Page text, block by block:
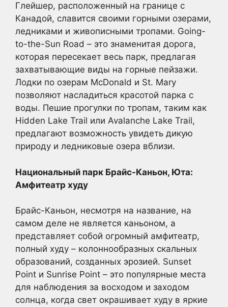
Глейшер, расположенный на границе с
Канадой, славится своими горными озерами,
ледниками и живописными тропами. Going-
to-the-Sun Road – это знаменитая дорога,
которая пересекает весь парк, предлагая
захватывающие виды на горные пейзажи.
Лодки по озерам McDonald и St. Mary
позволяют насладиться красотой парка с
воды. Пешие прогулки по тропам, таким как
Hidden Lake Trail или Avalanche Lake Trail,
предлагают возможность увидеть дикую
природу и ледниковые озера вблизи.
Национальный парк Брайс-Каньон, Юта:
Амфитеатр худу
Брайс-Каньон, несмотря на название, на
самом деле не является каньоном, а
представляет собой огромный амфитеатр,
полный худу – колоннообразных скальных
образований, созданных эрозией. Sunset
Point и Sunrise Point – это популярные места
для наблюдения за восходом и заходом
солнца, когда свет окрашивает худу в яркие